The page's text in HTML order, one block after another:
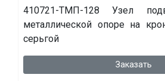
410721-ТМП-128 Узел
металлической опоре на
серьгой
Заказать